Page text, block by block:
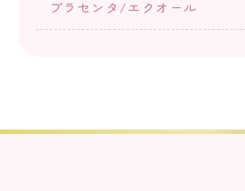
プラセンタ/エクオール